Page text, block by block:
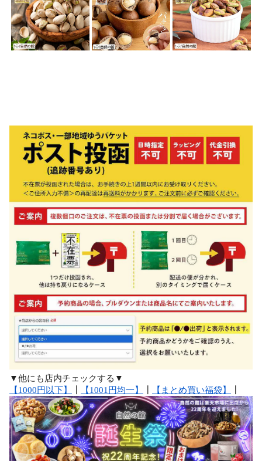
▼他にも店内チェックする▼
【1000円以下】
【1001円均一】 【まとめ買い福袋】